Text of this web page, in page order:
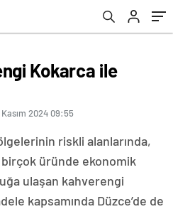
Kokarca ile
Kasım 2024 09:55
riskli alanlarında,
birçok üründe ekonomik
ulaşan kahverengi
kapsamında Düzce’de de